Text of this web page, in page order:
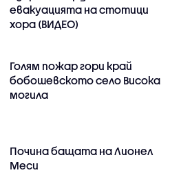
евакуацията на стотици
хора (ВИДЕО)
Голям пожар гори край
бобошевското село Висока
могила
Почина бащата на Лионел
Меси